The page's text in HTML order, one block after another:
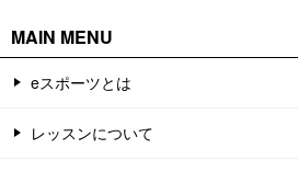
MAIN MENU
eスポーツとは
レッスンについて